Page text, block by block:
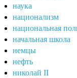
наука
национализм
национальная
начальная школа
немцы
нефть
николай II